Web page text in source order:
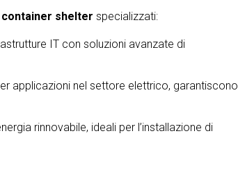
container shelter specializzati:
IT con soluzioni avanzate di
applicazioni nel settore elettrico, garantiscono
rinnovabile, ideali per l’installazione di